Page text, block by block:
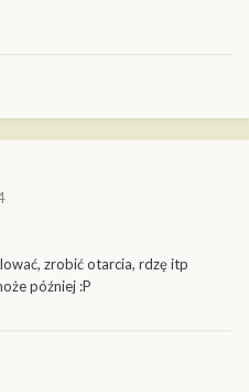
zrobić otarcia, rdzę itp
później :P